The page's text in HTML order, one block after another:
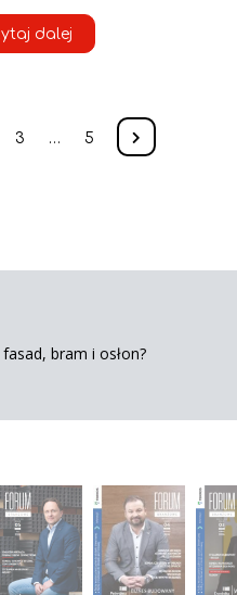
dalej
3 … 5
bram i osłon?